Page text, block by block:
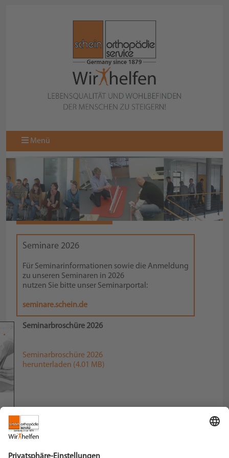
Menü
SEMINARANMELDUNG
Seminare 2026
Für Seminarinformationen sowie die Anmeldung
zu unseren Seminaren in 2026
nutzen Sie bitte unser Seminarportal:
seminare.schein.de
Seminarbroschüre 2026
Seminarbroschüre 2026
herunterladen (4.01 MB)
Schein Orthopädie Service KG